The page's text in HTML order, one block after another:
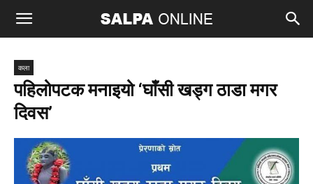
कला
पहिलोपटक मनाइयो ‘घाँसी खड्ग ठाडा मगर
दिवस’